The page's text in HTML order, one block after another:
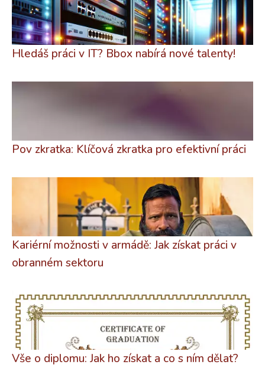
Hledáš práci v IT? Bbox nabírá nové talenty!
Pov zkratka: Klíčová zkratka pro efektivní práci
Kariérní možnosti v armádě: Jak získat práci v
obranném sektoru
Vše o diplomu: Jak ho získat a co s ním dělat?